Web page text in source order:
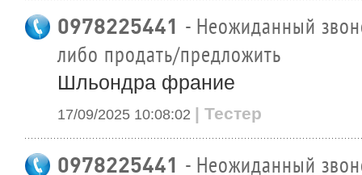
0978225441 - Неожиданный
либо продать/предложить
Шльондра франие
17/09/2025 10:08:02 | Тестер
0978225441 - Неожиданный